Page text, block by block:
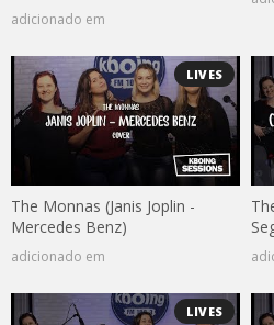
adicionado em
LIVES
The Monnas (Janis Joplin -
Mercedes Benz)
adicionado em
LIVES